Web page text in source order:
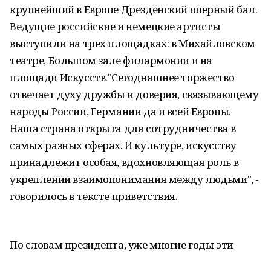
крупнейший в Европе Дрезденский оперный бал.
Ведущие российские и немецкие артисты
выступили на трех площадках: в Михайловском
театре, Большом зале филармонии и на
площади Искусств."Сегодняшнее торжество
отвечает духу дружбы и доверия, связывающему
народы России, Германии да и всей Европы.
Наша страна открыта для сотрудничества в
самых разных сферах. И культуре, искусству
принадлежит особая, вдохновляющая роль в
укреплении взаимопонимания между людьми", -
говорилось в тексте приветствия.
По словам президента, уже многие годы эти